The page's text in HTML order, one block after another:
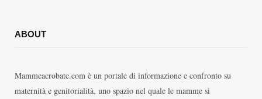
ABOUT
Mammeacrobate.com è un portale di informazione e confronto su
maternità e genitorialità, uno spazio nel quale le mamme si